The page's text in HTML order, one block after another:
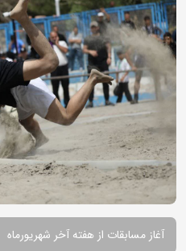
آغاز مسابقات از هفته آخر شهریورماه